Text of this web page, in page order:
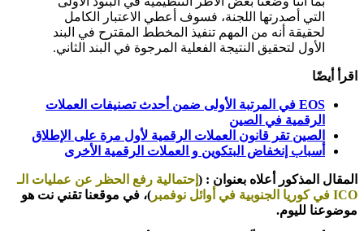
التي أصدرتها اللجنة، فسوف أعطي الاعتبار الكامل
لحقيقة أنه من المهم تنفيذ المخطط المقترح في البند
الأول لتحقيق النتيجة الفعلية المرجوة في البند الثاني.
اقرأ أيضًا
EOS في المرتبة الأولى ضمن أحدث تصنيفات العملات
الرقمية في الصين
الصين تقر قانون العملات الرقمية لأول مرة على الإطلاق
أسباب إنخفاض البتكوين و العملات الرقمية الأخرى
المقال المذكور أعلاه بعنوان :
(إحتمالية رفع الحظر عن عمليات الـ
ICO في كوريا الجنوبية في أوائل نوفمبر
)، في موقعنا تقني نت هو
موضوعنا لليوم.